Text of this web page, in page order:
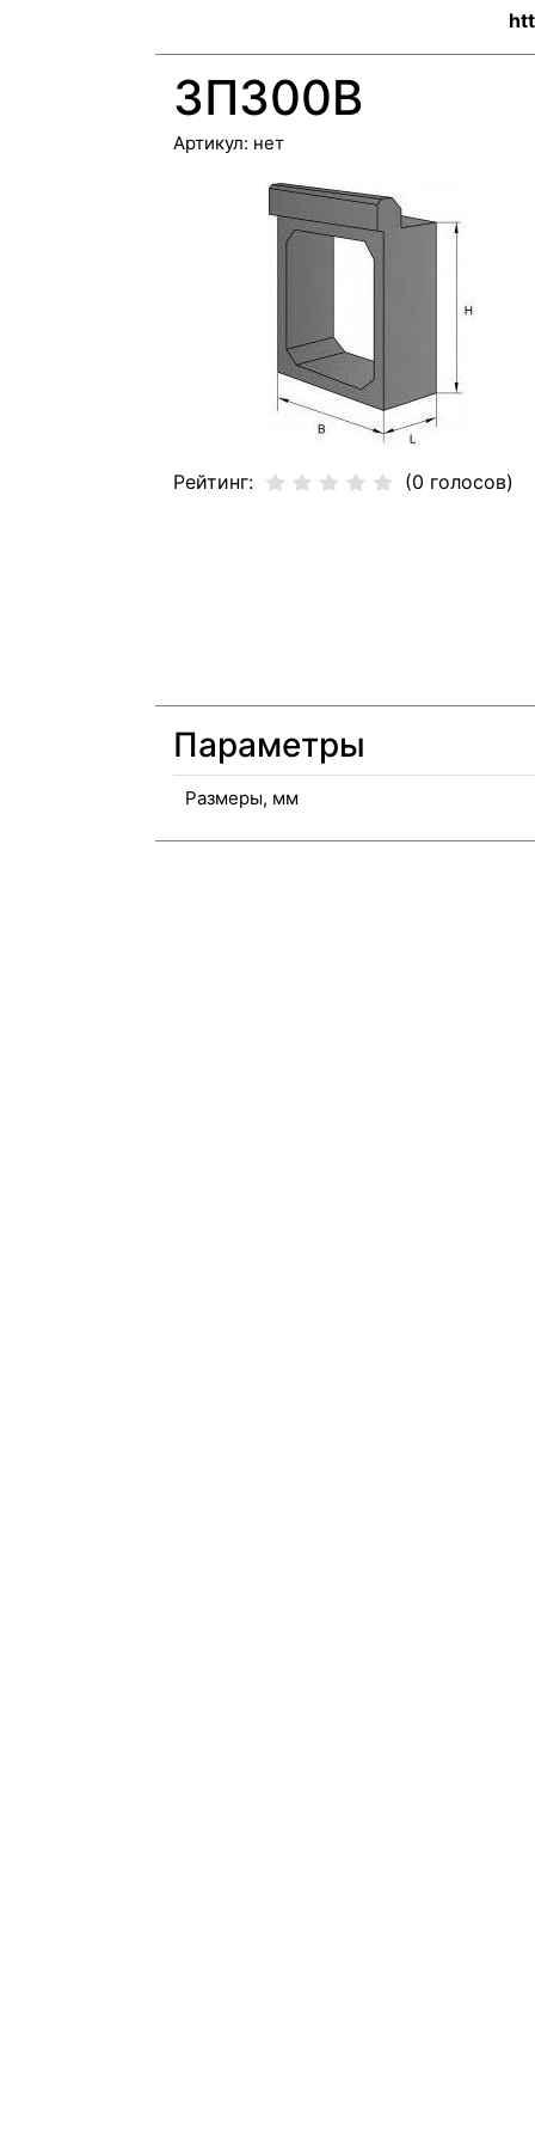
ЗП300В
Артикул: нет
Рейтинг: (0 голосов)
Параметры
Размеры, мм